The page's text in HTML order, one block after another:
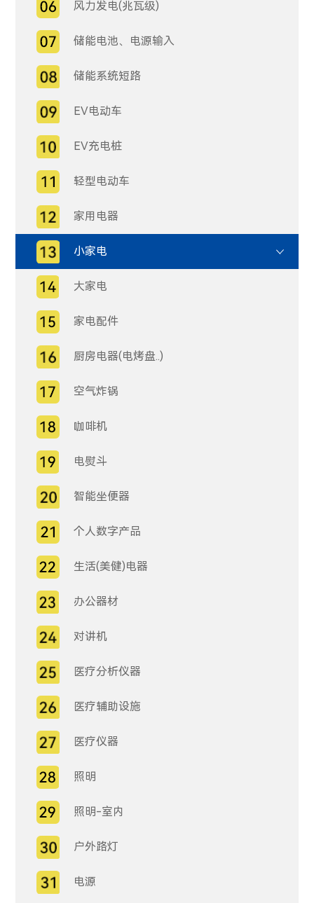
风力发电(兆瓦级)
储能电池、电源输入
储能系统短路
EV电动车
EV充电桩
轻型电动车
家用电器
小家电
大家电
家电配件
厨房电器(电烤盘..)
空气炸锅
咖啡机
电熨斗
智能坐便器
个人数字产品
生活(美健)电器
办公器材
对讲机
医疗分析仪器
医疗辅助设施
医疗仪器
照明
照明-室内
户外路灯
电源